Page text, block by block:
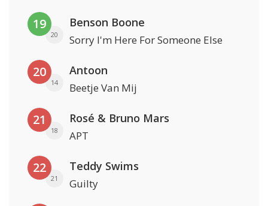
19
20
Benson Boone
Sorry I'm Here For Someone Else
20
14
Antoon
Beetje Van Mij
21
18
Rosé & Bruno Mars
APT
22
21
Teddy Swims
Guilty